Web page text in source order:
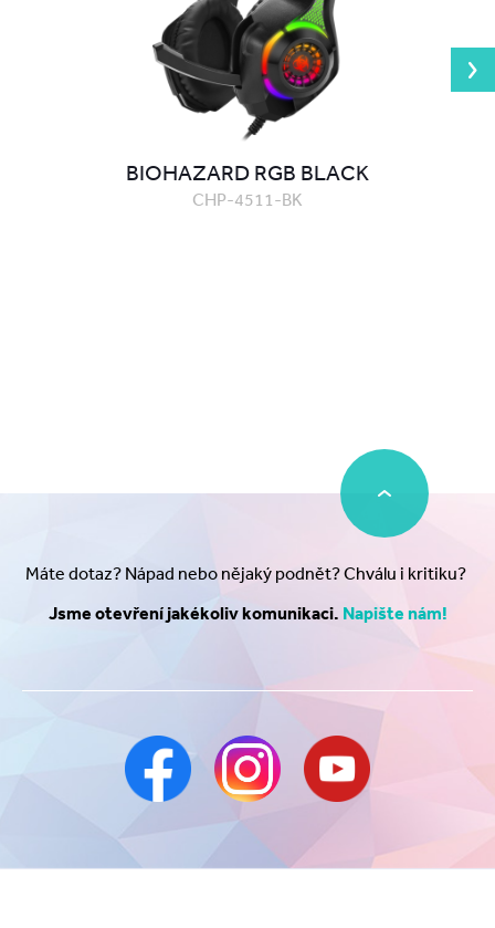
BIOHAZARD RGB BLACK
CHP-4511-BK
Máte dotaz? Nápad nebo nějaký podnět? Chválu i kritiku?
Jsme otevření jakékoliv komunikaci. Napište nám!